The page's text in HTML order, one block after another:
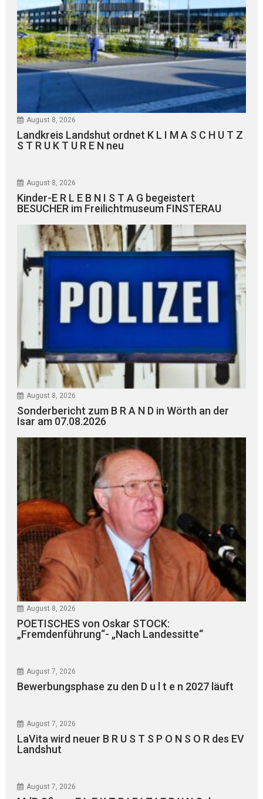
August 8, 2026
Landkreis Landshut ordnet K L I M A S C H U T Z
S T R U K T U R E N neu
August 8, 2026
Kinder-E R L E B N I S T A G begeistert
BESUCHER im Freilichtmuseum FINSTERAU
August 8, 2026
Sonderbericht zum B R A N D in Wörth an der
Isar am 07.08.2026
August 8, 2026
POETISCHES von Oskar STOCK:
„Fremdenführung“- „Nach Landessitte“
August 7, 2026
Bewerbungsphase zu den D u l t e n 2027 läuft
August 7, 2026
LaVita wird neuer B R U S T S P O N S O R des EV
Landshut
August 7, 2026